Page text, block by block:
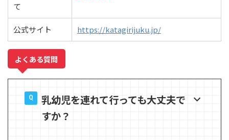
て
公式サイト https://katagirijuku.jp/
よくある質問
乳幼児を連れて行っても大丈夫で
すか？